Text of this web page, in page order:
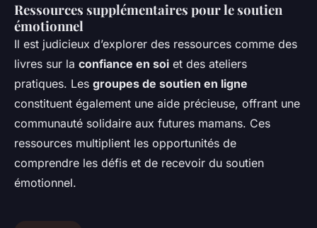
Ressources supplémentaires pour le soutien
émotionnel
Il est judicieux d’explorer des ressources comme des
livres sur la confiance en soi et des ateliers
pratiques. Les groupes de soutien en ligne
constituent également une aide précieuse, offrant une
communauté solidaire aux futures mamans. Ces
ressources multiplient les opportunités de
comprendre les défis et de recevoir du soutien
émotionnel.